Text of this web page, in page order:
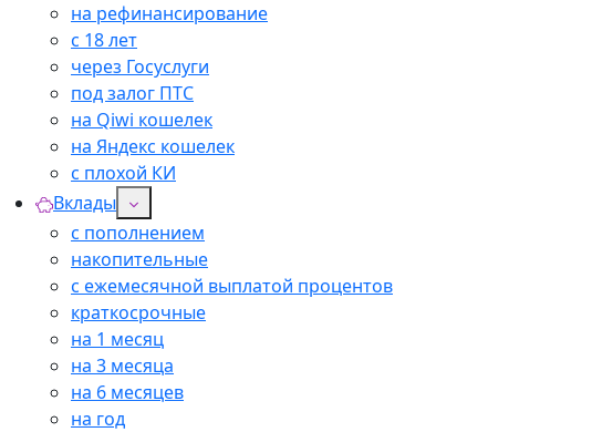
на рефинансирование
с 18 лет
через Госуслуги
под залог ПТС
на Qiwi кошелек
на Яндекс кошелек
с плохой КИ
Вклады
с пополнением
накопительные
с ежемесячной выплатой процентов
краткосрочные
на 1 месяц
на 3 месяца
на 6 месяцев
на год